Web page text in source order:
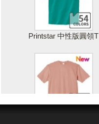
Printstar 中性版圓領T